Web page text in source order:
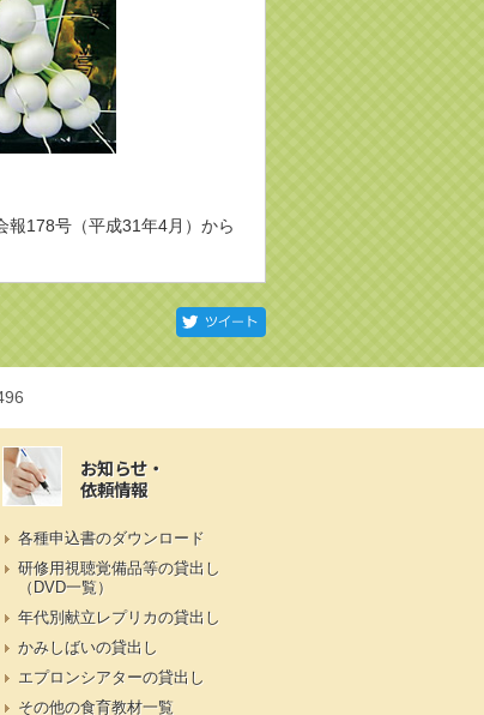
報178号（平成31年4月）から
お知らせ・
依頼情報
各種申込書のダウンロード
研修用視聴覚備品等の貸出し
（DVD一覧）
年代別献立レプリカの貸出し
かみしばいの貸出し
エプロンシアターの貸出し
その他の食育教材一覧